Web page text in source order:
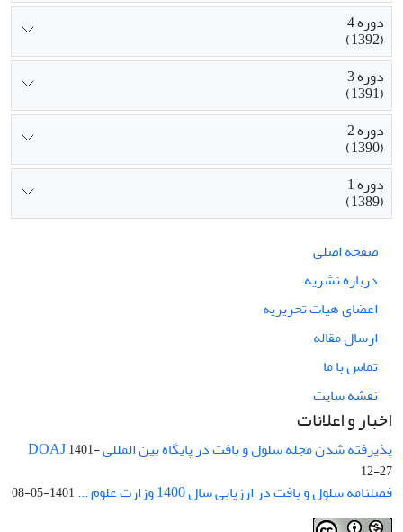
دوره 4
(1392)
دوره 3
(1391)
دوره 2
(1390)
دوره 1
(1389)
صفحه اصلی
درباره نشریه
اعضای هیات تحریریه
ارسال مقاله
تماس با ما
نقشه سایت
اخبار و اعلانات
پذیرفته شدن مجله سلول و بافت در پایگاه بین المللی DOAJ1401-
12-27
فصلنامه سلول و بافت در ارزیابی سال 1400 وزارت علوم ... 1401-05-08